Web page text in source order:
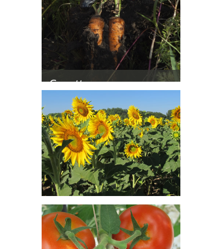
représente 2% de l'assolement.
Carotte
La production de Légumes
Industriels de plein champ couvre
2% de l'assolement.
Tournesol
Le Tournesol représente 14% de
l'assolement.